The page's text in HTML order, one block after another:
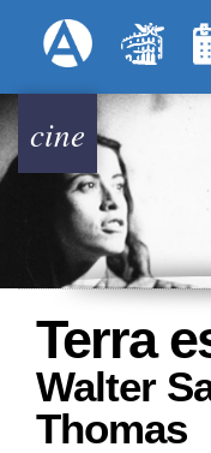
Menú
cine
Terra
Walter
Thomas